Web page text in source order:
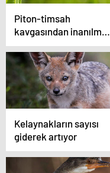
Piton-timsah
kavgasından inanılmaz
görüntüler
Kelaynakların sayısı
giderek artıyor